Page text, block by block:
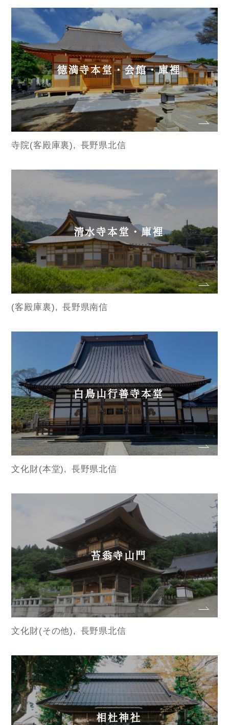
徳満寺本堂・会館・庫裡
寺院(客殿庫裏) 長野県北信
清水寺本堂・庫裡
(客殿庫裏) 長野県南信
白鳥山行善寺本堂
文化財(本堂) 長野県北信
苔翁寺山門
文化財(その他) 長野県北信
相杜神社